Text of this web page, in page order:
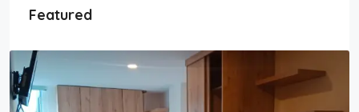
Featured